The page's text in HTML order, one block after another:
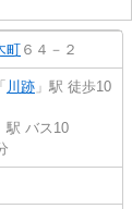
町 ６４－２
「 川跡 」駅 徒歩10
駅 バス10